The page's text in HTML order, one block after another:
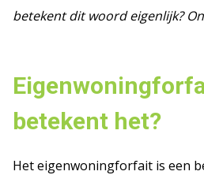
betekent dit woord eigenlijk?
betekent het?
Het eigenwoningforfait is een